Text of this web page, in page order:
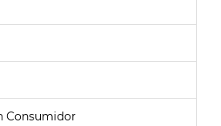
Consumidor